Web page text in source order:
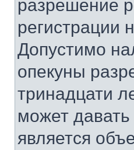
разрешение
регистрации
Допустимо
опекуны
тринадцати
может
является